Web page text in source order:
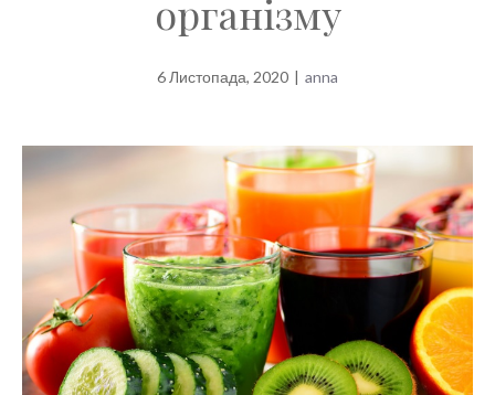
організму
6 Листопада, 2020 | anna